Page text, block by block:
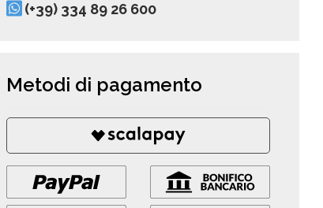
(+39) 334 89 26 600
Metodi di pagamento